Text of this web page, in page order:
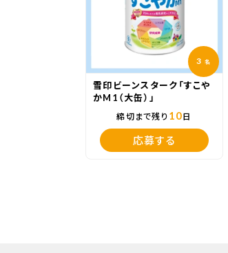
3 名
雪印ビーンスターク「すこや
かM1（大缶）」
締切まで残り 10日
応募する